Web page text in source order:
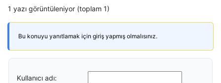
1 yazı görüntüleniyor (toplam 1)
Bu konuyu yanıtlamak için giriş yapmış olmalısınız.
Kullanıcı adı: